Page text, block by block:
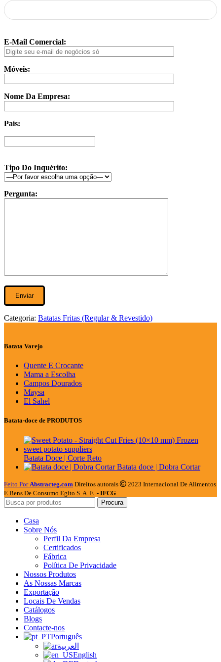
E-Mail Comercial:
Móveis:
Nome Da Empresa:
País:
Tipo Do Inquérito:
Pergunta:
Categoria: Batatas Fritas (Regular & Revestido)
Batata Varejo
Quente E Crocante
Mama a Escolha
Campos Dourados
Maysa
El Sahel
Batata-doce de PRODUTOS
Batata Doce | Corte Reto
Batata doce | Dobra Cortar
Feito Por Abstracteg.com Direitos autorais
2023 Internacional De Alimentos
E Bens De Consumo Egito S. A. E. - IFCG
Procura
Casa
Sobre Nós
Perfil Da Empresa
Certificados
Fábrica
Política De Privacidade
Nossos Produtos
As Nossas Marcas
Exportação
Locais De Vendas
Catálogos
Blogs
Contacte-nos
Português
العربية
English